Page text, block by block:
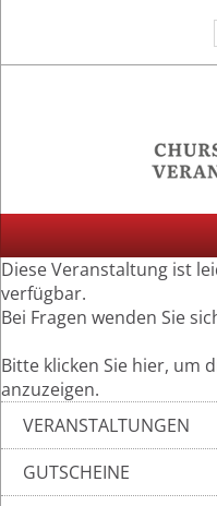
Diese Veranstaltung ist
verfügbar.
Bei Fragen wenden Sie
Bitte klicken Sie hier, um
anzuzeigen.
VERANSTALTUNGEN
GUTSCHEINE